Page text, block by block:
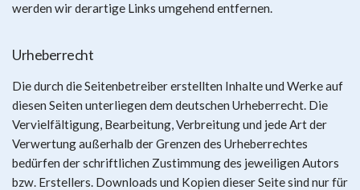
werden wir derartige Links umgehend entfernen.
Urheberrecht
Die durch die Seitenbetreiber erstellten Inhalte und Werke auf
diesen Seiten unterliegen dem deutschen Urheberrecht. Die
Vervielfältigung, Bearbeitung, Verbreitung und jede Art der
Verwertung außerhalb der Grenzen des Urheberrechtes
bedürfen der schriftlichen Zustimmung des jeweiligen Autors
bzw. Erstellers. Downloads und Kopien dieser Seite sind nur für